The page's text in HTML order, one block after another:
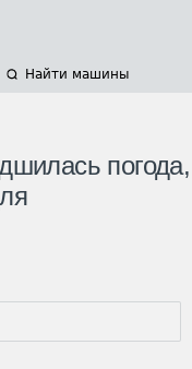
Найти машины
погода,